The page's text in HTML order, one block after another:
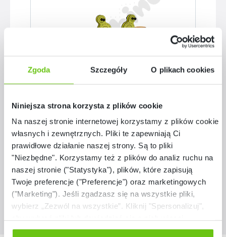
Zgoda Szczegóły O plikach cookies
Niniejsza strona korzysta z plików cookie
Na naszej stronie internetowej korzystamy z plików cookie:
własnych i zewnętrznych. Pliki te zapewniają Ci
prawidłowe działanie naszej strony. Są to pliki
"Niezbędne". Korzystamy też z plików do analiz ruchu na
naszej stronie ("Statystyka"), plików, które zapisują
Twoje preferencje ("Preferencje") oraz marketingowych
("Marketing"). Jeśli zgadzasz się na wszystkie pliki,
wybierz „Zezwól na wszystkie”. Kliknij "Spersonalizuj",
Odmów zgody poprzez przycisk „Odmowa”. Wtedy
Milo – ważka na podstawie betonowej
Kod produktu:NV31279
3 599,90 zł